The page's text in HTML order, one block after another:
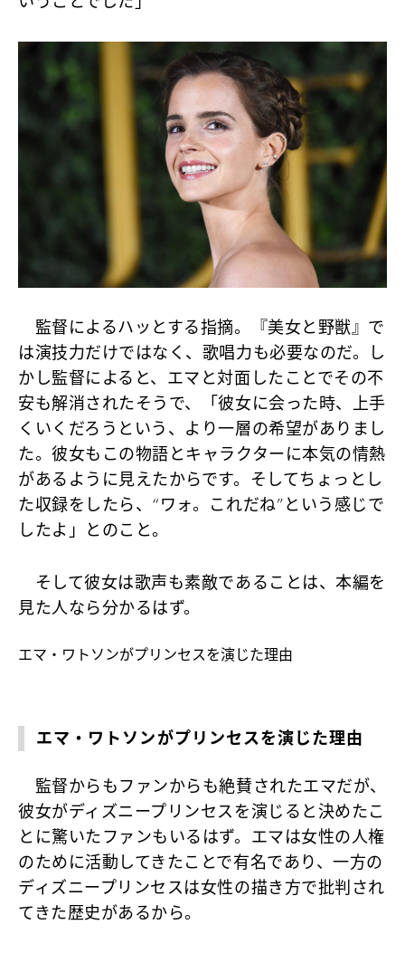
監督によるハッとする指摘。『美女と野獣』で
は演技力だけではなく、歌唱力も必要なのだ。し
かし監督によると、エマと対面したことでその不
安も解消されたそうで、「彼女に会った時、上手
くいくだろうという、より一層の希望がありまし
た。彼女もこの物語とキャラクターに本気の情熱
があるように見えたからです。そしてちょっとし
た収録をしたら、“ワォ。これだね”という感じで
したよ」とのこと。
そして彼女は歌声も素敵であることは、本編を
見た人なら分かるはず。
エマ・ワトソンがプリンセスを演じた理由
エマ・ワトソンがプリンセスを演じた理由
監督からもファンからも絶賛されたエマだが、
彼女がディズニープリンセスを演じると決めたこ
とに驚いたファンもいるはず。エマは女性の人権
のために活動してきたことで有名であり、一方の
ディズニープリンセスは女性の描き方で批判され
てきた歴史があるから。